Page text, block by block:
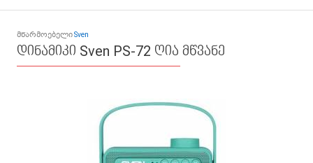
მწარმოებელიSven
დინამიკი Sven PS-72 ღია მწვანე